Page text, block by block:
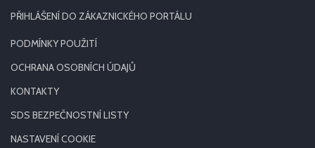
PŘIHLÁŠENÍ DO ZÁKAZNICKÉHO PORTÁLU
PODMÍNKY POUŽITÍ
OCHRANA OSOBNÍCH ÚDAJŮ
KONTAKTY
SDS BEZPEČNOSTNÍ LISTY
NASTAVENÍ COOKIE